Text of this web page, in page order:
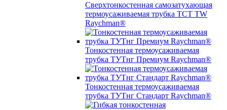
Сверхтонкостенная самозатухающая
термоусаживаемая трубка ТCT TW
Raychman®
Тонкостенная термоусаживаемая
трубка ТУТнг Премиум Raychman®
Тонкостенная термоусаживаемая
трубка ТУТнг Стандарт Raychman®